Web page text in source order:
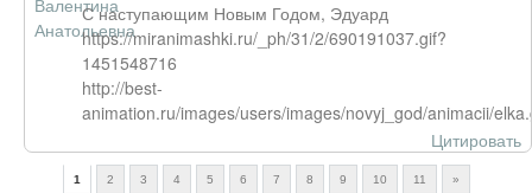
С наступающим Новым Годом, Эдуард
https://miranimashki.ru/_ph/31/2/690191037.gif?
1451548716
http://best-
animation.ru/images/users/images/novyj_god/animacii/
Цитировать
1 2 3 4 5 6 7 8 9 10 11 »